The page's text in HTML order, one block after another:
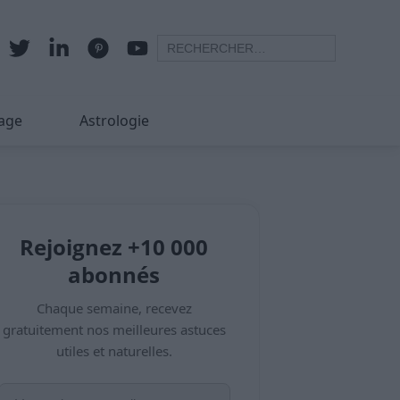
Astrologie
Rejoignez +10 000
abonnés
Chaque semaine, recevez
gratuitement nos meilleures astuces
utiles et naturelles.